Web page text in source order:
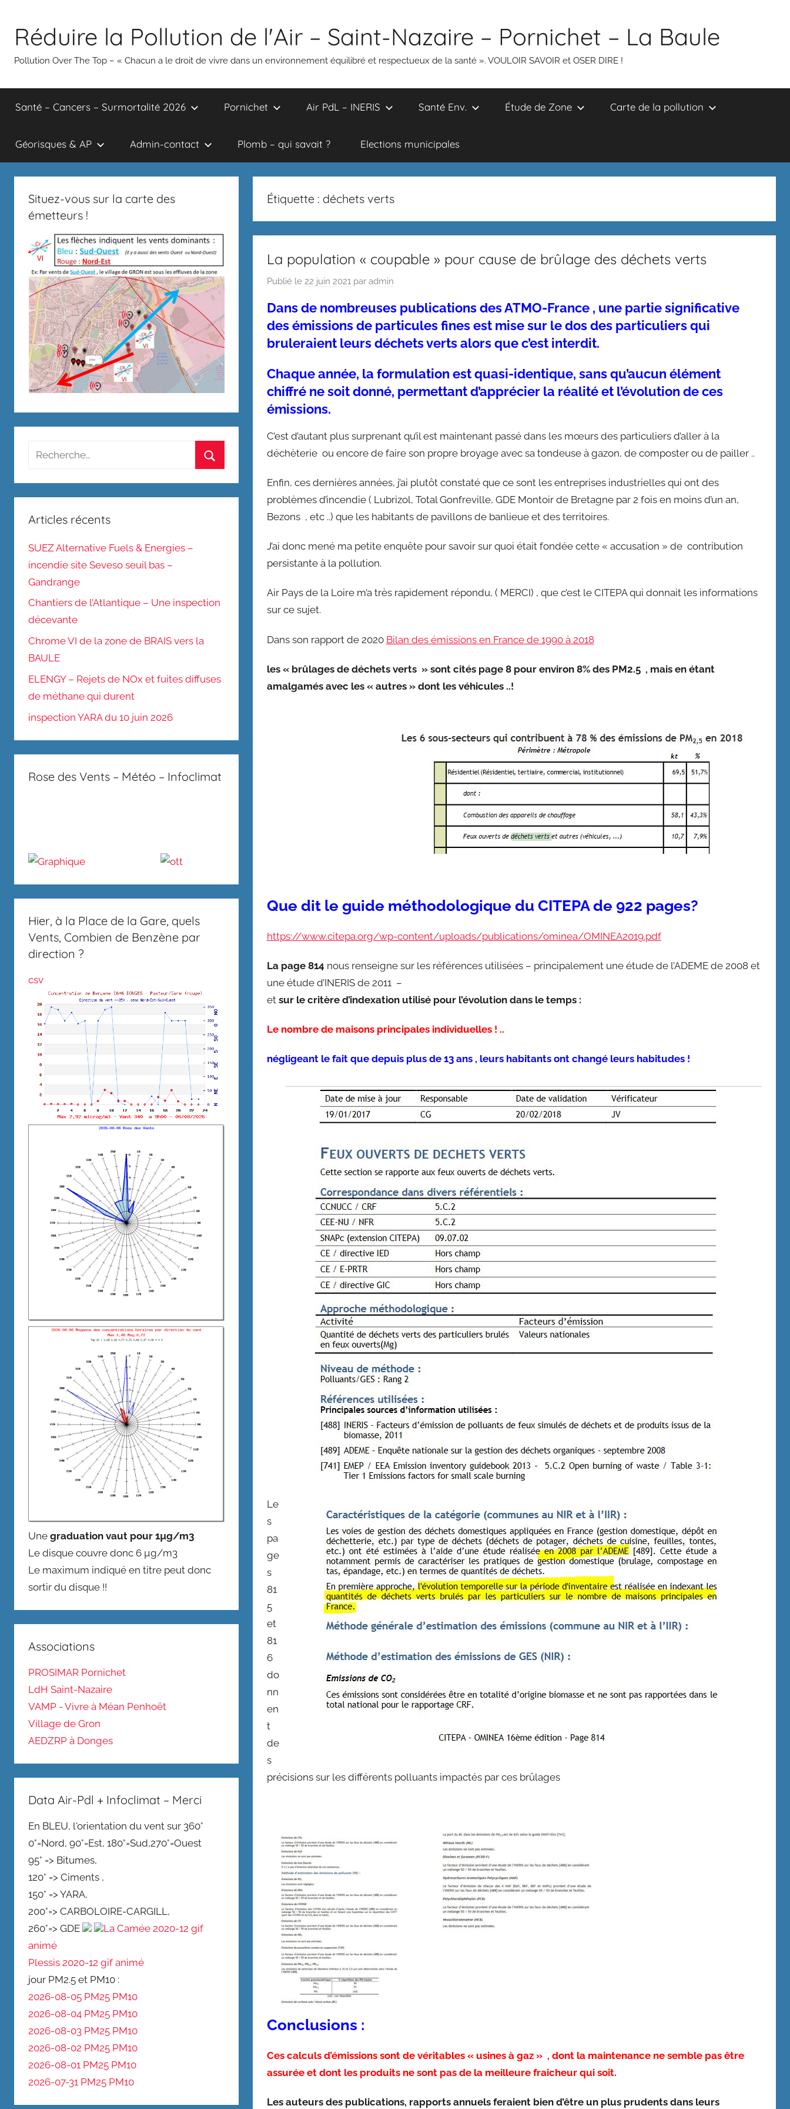
contenu
Réduire la Pollution de l'Air – Saint-Nazaire – Pornichet – La Baule
Pollution Over The Top – « Chacun a le droit de vivre dans un environnement équilibré et respectueux de la santé ». VOULOIR SAVOIR et OSER DIRE !
Santé – Cancers – Surmortalité 2026 Pornichet Air PdL – INERIS Santé Env. Étude de Zone Carte de la pollution
Géorisques & AP Admin-contact Plomb – qui savait ? Elections municipales
Étiquette : déchets verts
La population « coupable » pour cause de brûlage des déchets verts
Publié le 22 juin 2021 par admin
Dans de nombreuses publications des ATMO-France , une partie significative
des émissions de particules fines est mise sur le dos des particuliers qui
bruleraient leurs déchets verts alors que c’est interdit.
Chaque année, la formulation est quasi-identique, sans qu’aucun élément
chiffré ne soit donné, permettant d’apprécier la réalité et l’évolution de ces
émissions.
C’est d’autant plus surprenant qu’il est maintenant passé dans les mœurs des particuliers d’aller à la
déchèterie ou encore de faire son propre broyage avec sa tondeuse à gazon, de composter ou de pailler ..
Enfin, ces dernières années, j’ai plutôt constaté que ce sont les entreprises industrielles qui ont des
problèmes d’incendie ( Lubrizol, Total Gonfreville, GDE Montoir de Bretagne par 2 fois en moins d’un an,
Bezons , etc ..) que les habitants de pavillons de banlieue et des territoires.
J’ai donc mené ma petite enquête pour savoir sur quoi était fondée cette « accusation » de contribution
persistante à la pollution.
Air Pays de la Loire m’a très rapidement répondu, ( MERCI) , que c’est le CITEPA qui donnait les informations
sur ce sujet.
Dans son rapport de 2020 Bilan des émissions en France de 1990 à 2018
les « brûlages de déchets verts » sont cités page 8 pour environ 8% des PM2.5 , mais en étant
amalgamés avec les « autres » dont les véhicules ..!
Que dit le guide méthodologique du CITEPA de 922 pages?
https://www.citepa.org/wp-content/uploads/publications/ominea/OMINEA2019.pdf
La page 814 nous renseigne sur les références utilisées – principalement une étude de l’ADEME de 2008 et
une étude d’INERIS de 2011 –
et sur le critère d’indexation utilisé pour l’évolution dans le temps :
Le nombre de maisons principales individuelles ! ..
négligeant le fait que depuis plus de 13 ans , leurs habitants ont changé leurs habitudes !
Le
s
pa
ge
s
81
5
et
81
6
do
nn
en
t
de
s
précisions sur les différents polluants impactés par ces brûlages
Conclusions :
Ces calculs d’émissions sont de véritables « usines à gaz » , dont la maintenance ne semble pas être
assurée et dont les produits ne sont pas de la meilleure fraicheur qui soit.
Les auteurs des publications, rapports annuels feraient bien d’être un plus prudents dans leurs
Situez-vous sur la carte des
émetteurs !
Recherche
:
Articles récents
SUEZ Alternative Fuels & Energies –
incendie site Seveso seuil bas –
Gandrange
Chantiers de l’Atlantique – Une inspection
décevante
Chrome VI de la zone de BRAIS vers la
BAULE
ELENGY – Rejets de NOx et fuites diffuses
de méthane qui durent
inspection YARA du 10 juin 2026
Rose des Vents – Météo – Infoclimat
Hier, à la Place de la Gare, quels
Vents, Combien de Benzène par
direction ?
csv
Une graduation vaut pour 1µg/m3
Le disque couvre donc 6 µg/m3
Le maximum indiqué en titre peut donc
sortir du disque !!
Associations
PROSIMAR Pornichet
LdH Saint-Nazaire
VAMP - Vivre à Méan Penhoët
Village de Gron
AEDZRP à Donges
Data Air-Pdl + Infoclimat – Merci
En BLEU, l'orientation du vent sur 360°
0°=Nord, 90°=Est, 180°=Sud,270°=Ouest
95° => Bitumes,
120° => Ciments ,
150° => YARA,
200°=> CARBOLOIRE-CARGILL,
260°=> GDE
La Camée 2020-12 gif
animé
Plessis 2020-12 gif animé
jour PM2.5 et PM10 :
2026-08-05 PM25 PM10
2026-08-04 PM25 PM10
2026-08-03 PM25 PM10
2026-08-02 PM25 PM10
2026-08-01 PM25 PM10
2026-07-31 PM25 PM10